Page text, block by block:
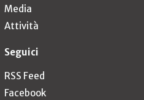
Media
Attività
Seguici
RSS Feed
Facebook